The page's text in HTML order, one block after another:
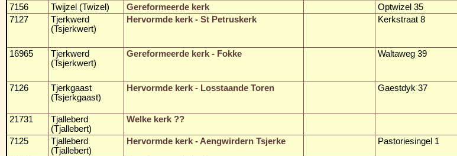
7156
Twijzel (Twizel) Gereformeerde kerk Optwizel 35
7127
Tjerkwerd
(Tsjerkwert)
Hervormde kerk - St Petruskerk Kerkstraat 8
16965
Tjerkwerd
(Tsjerkwert)
Gereformeerde kerk - Fokke Waltaweg 39
7126
Tjerkgaast
(Tsjerkgaast)
Hervormde kerk - Losstaande Toren Gaestdyk 37
21731
Tjalleberd
(Tjallebert)
Welke kerk ??
7125
Tjalleberd
(Tjallebert)
Hervormde kerk - Aengwirdern Tsjerke Pastoriesingel 1